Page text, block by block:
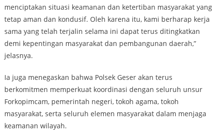
menciptakan situasi keamanan dan ketertiban masyarakat yang
tetap aman dan kondusif. Oleh karena itu, kami berharap kerja
sama yang telah terjalin selama ini dapat terus ditingkatkan
demi kepentingan masyarakat dan pembangunan daerah,”
jelasnya.
Ia juga menegaskan bahwa Polsek Geser akan terus
berkomitmen memperkuat koordinasi dengan seluruh unsur
Forkopimcam, pemerintah negeri, tokoh agama, tokoh
masyarakat, serta seluruh elemen masyarakat dalam menjaga
keamanan wilayah.